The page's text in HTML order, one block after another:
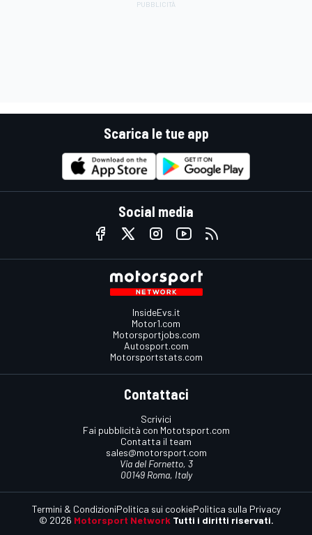
Scarica le tue app
Social media
InsideEvs.it
Motor1.com
Motorsportjobs.com
Autosport.com
Motorsportstats.com
Contattaci
Scrivici
Fai pubblicità con Mototsport.com
Contatta il team
sales@motorsport.com
Via del Fornetto, 3
00149 Roma, Italy
© 2026 Motorsport Network Tutti i diritti riservati.
Termini & CondizioniPolitica sui cookiePolitica sulla Privacy